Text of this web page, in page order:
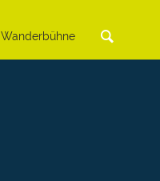
Wanderbühne